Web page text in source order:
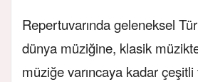
Repertuvarında geleneksel
dünya müziğine, klasik
müziğe varıncaya kadar